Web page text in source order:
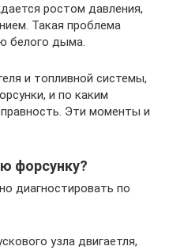
ростом давления,
Такая проблема
белого дыма.
и топливной системы,
и по каким
Эти моменты и
форсунку?
диагностировать по
узла двигаетля,